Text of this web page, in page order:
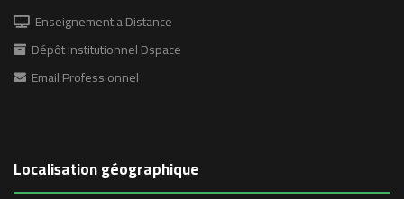
Enseignement a Distance
Dépôt institutionnel Dspace
Email Professionnel
Localisation géographique